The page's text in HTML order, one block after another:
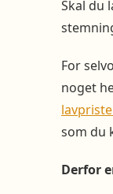
Skal du
For
noget
som du
Derfor